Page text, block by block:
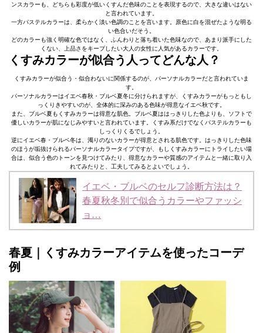
ンスカラーも、どちらも彩度が低いくすんだ色味のことを表現するので、大きな違いはない
と言われています。
一方パステルカラーは、柔らかく淡い色調のことを言います。原色に白を混ぜたような明る
い色合いだそう。
どのカラーも強く明確な色ではなく、ふんわりと落ち着いた色味なので、あまり派手にした
くない、上品さをキープしたい大人の女性に人気があるカラーです。
くすみカラーが似合う人ってどんな人？
くすみカラーが似合う・似合わないに関係するのが、パーソナルカラーだと言われていま
す。
パーソナルカラーはイエベ春秋・ブルベ夏冬に分けられますが、くすみカラーがもっともし
っくりきやすいのが、全体的に深みのある色味が得意なイエベ秋です。
また、ブルベ夏もくすみカラーは得意な肌色。ブルベ夏ははっきりした色よりも、ソフトで
優しいカラーが肌になじみやすいと言われています。くすみ系だけでなくパステルカラーも
しっくりくるでしょう。
逆にイエベ春・ブルベ冬は、濁りのないカラーが得意とされる肌色です。はっきりした色味
のほうが垢抜けられるパーソナルカラータイプですが、もしくすみカラーにトライしたい場
合は、似合う色のトーンを見つけてみたり、得意なカラーや質感のアイテムと一緒に取り入
れてみたりと、工夫してみるとよいでしょう。
イエベ・ブルベのセルフ診断方法は？
春夏秋冬別で似合うカラーやファッシ
ョ…
春夏｜くすみカラーアイテムを使ったコーデ
例